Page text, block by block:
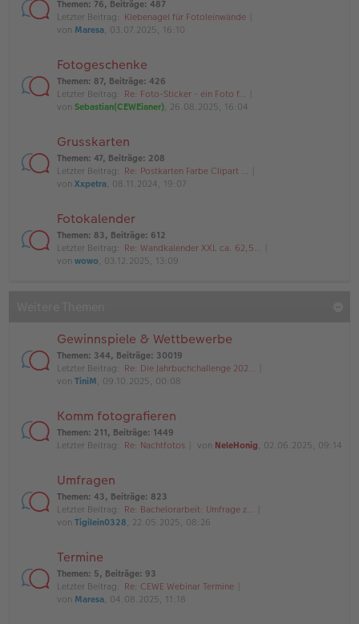
Themen: 76, Beiträge: 487
Letzter Beitrag: Klebenagel für Fotoleinwände
von Maresa, 03.07.2025, 16:10
Fotogeschenke
Themen: 87, Beiträge: 426
Letzter Beitrag: Re: Foto-Sticker - ein Foto f…
von Sebastian(CEWEianer), 26.08.2025, 16:04
Grusskarten
Themen: 47, Beiträge: 208
Letzter Beitrag: Re: Postkarten Farbe Clipart …
von Xxpetra, 08.11.2024, 19:07
Fotokalender
Themen: 83, Beiträge: 612
Letzter Beitrag: Re: Wandkalender XXL ca. 62,5…
von wowo, 03.12.2025, 13:09
Gewinnspiele & Wettbewerbe
Themen: 344, Beiträge: 30019
Letzter Beitrag: Re: Die Jahrbuchchallenge 202…
von TiniM, 09.10.2025, 00:08
Komm fotografieren
Themen: 211, Beiträge: 1449
Letzter Beitrag: Re: Nachtfotos von NeleHonig, 02.06.2025, 09:14
Umfragen
Themen: 43, Beiträge: 823
Letzter Beitrag: Re: Bachelorarbeit: Umfrage z…
von Tigilein0328, 22.05.2025, 08:26
Termine
Themen: 5, Beiträge: 93
Letzter Beitrag: Re: CEWE Webinar Termine
von Maresa, 04.08.2025, 11:18